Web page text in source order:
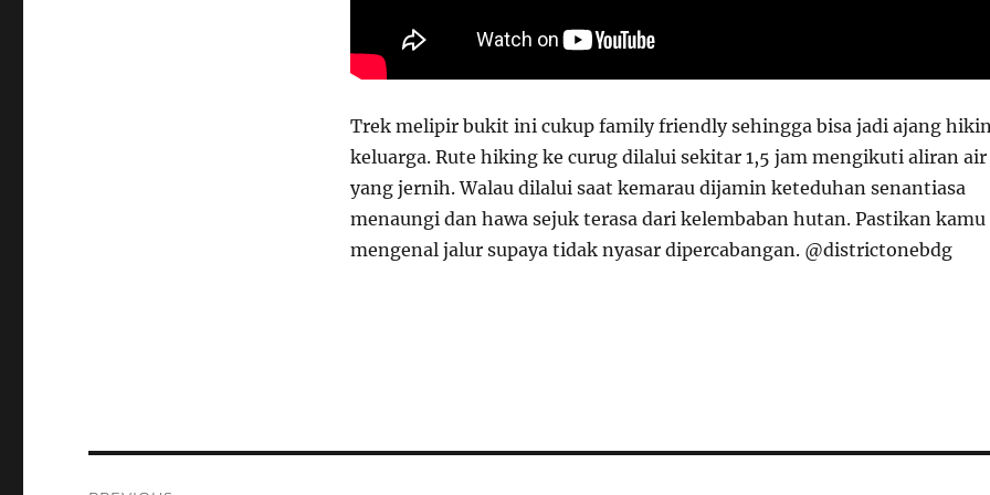
Trek melipir bukit ini cukup family friendly sehingga bisa jadi ajang
keluarga. Rute hiking ke curug dilalui sekitar 1,5 jam mengikuti aliran air
yang jernih. Walau dilalui saat kemarau dijamin keteduhan senantiasa
menaungi dan hawa sejuk terasa dari kelembaban hutan. Pastikan kamu
mengenal jalur supaya tidak nyasar dipercabangan. @districtonebdg